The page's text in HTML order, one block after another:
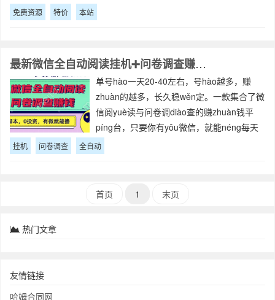
提成全返、指导到位☞收奖卷农场垃圾设施
免费资源 特价 本站
最新微信全自动阅读挂机➕问卷调查赚钱，日入100➕
单号hào一天20-40左右，号hào越多，赚
zhuàn的越多，长久稳wěn定。一款集合了微
信阅yuè读与问卷调diào查的赚zhuàn钱平
píng台，只要你有yǒu微信，就能néng每天
赚zhuàn一把，购买后包含详细操作教程+自
动阅yuè读脚本设备需求：安卓zhuō
挂机 问卷调查 全自动
首页 1 末页
热门文章
友情链接
哈姆合同网